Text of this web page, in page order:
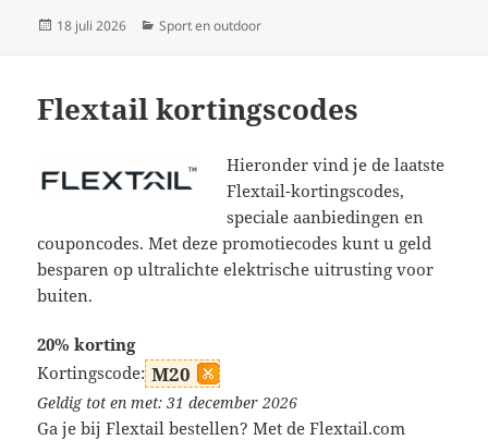
Geplaatst
18 juli 2026 Categorieën
Sport en outdoor
Flextail kortingscodes
Hieronder vind je de laatste
Flextail-kortingscodes,
speciale aanbiedingen en
couponcodes. Met deze promotiecodes kunt u geld
besparen op ultralichte elektrische uitrusting voor
buiten.
20% korting
Kortingscode: M20
Geldig tot en met: 31 december 2026
Ga je bij Flextail bestellen? Met de Flextail.com